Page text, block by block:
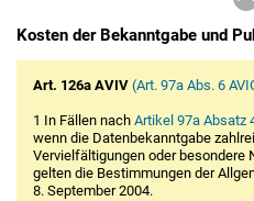
Kosten der Bekanntgabe und
Art. 126a AVIV (Art. 97a Abs. 6
1 In Fällen nach Artikel 97a Absatz
wenn die Datenbekanntgabe
Vervielfältigungen oder besondere
gelten die Bestimmungen der
8. September 2004.